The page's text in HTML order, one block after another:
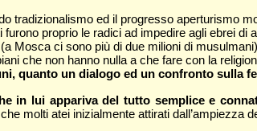
tradizionalismo ed il progresso aperturismo
proprio le radici ad impedire agli ebrei di
Mosca ci sono più di due milioni di
che non hanno nulla a che fare con la
quanto un dialogo ed un confronto sulla
in lui appariva del tutto semplice e
molti atei inizialmente attirati